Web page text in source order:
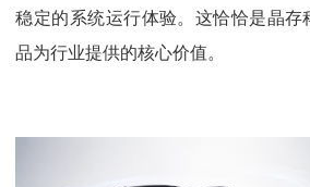
稳定的系统运行体验。这恰恰是晶存
品为行业提供的核心价值。